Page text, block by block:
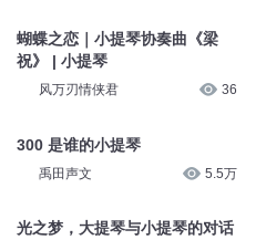
蝴蝶之恋｜小提琴协奏曲《梁
祝》 | 小提琴
风万刃情侠君 36
300 是谁的小提琴
禹田声文 5.5万
光之梦，大提琴与小提琴的对话